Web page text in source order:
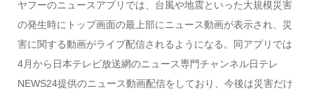
ヤフーのニュースアプリでは、台風や地震といった大規模災害
の発生時にトップ画面の最上部にニュース動画が表示され、災
害に関する動画がライブ配信されるようになる。同アプリでは
4月から日本テレビ放送網のニュース専門チャンネル日テレ
NEWS24提供のニュース動画配信をしており、今後は災害だけ